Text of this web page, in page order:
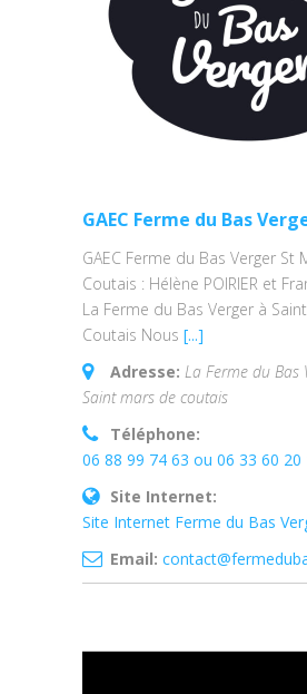
GAEC Ferme du Bas
GAEC Ferme du Bas Verger St
Coutais : Hélène POIRIER et
La Ferme du Bas Verger à
Coutais Nous [...]
Adresse: La Ferme du Bas
Saint mars de coutais
Téléphone:
06 88 99 74 63 ou 06 33 60 20
Site Internet:
Site Internet Ferme du Bas
Email: